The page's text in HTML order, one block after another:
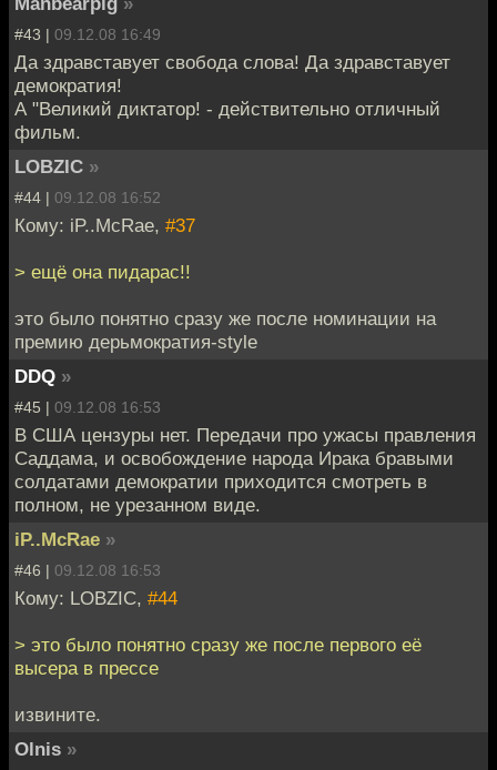
#43 | 09.12.08 16:49
Да здравставует свобода слова! Да здравставует
демократия!
А "Великий диктатор! - действительно отличный
фильм.
LOBZIC »
#44 | 09.12.08 16:52
Кому: iP..McRae, #37
> ещё она пидарас!!
это было понятно сразу же после номинации на
премию дерьмократия-style
DDQ »
#45 | 09.12.08 16:53
В США цензуры нет. Передачи про ужасы правления
Саддама, и освобождение народа Ирака бравыми
солдатами демократии приходится смотреть в
полном, не урезанном виде.
iP..McRae »
#46 | 09.12.08 16:53
Кому: LOBZIC, #44
> это было понятно сразу же после первого её
высера в прессе
извините.
Olnis »